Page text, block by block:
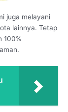
juga melayani
lainnya. Tetap
100%